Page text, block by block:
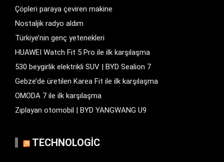
Çöpleri paraya çeviren makine
Nostaljik radyo aldım
Türkiye’nin genç yetenekleri
HUAWEI Watch Fit 5 Pro ile ilk karşılaşma
530 beygirlik elektrikli SUV | BYD Sealion 7
Gebze’de üretilen Karea Fit ile ilk karşılaşma
OMODA 7 ile ilk karşılaşma
Zıplayan otomobil | BYD YANGWANG U9
TECHNOLOGIC